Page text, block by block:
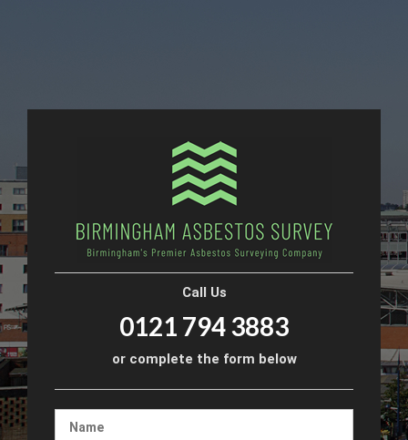
Call Us
0121 794 3883
or complete the form below